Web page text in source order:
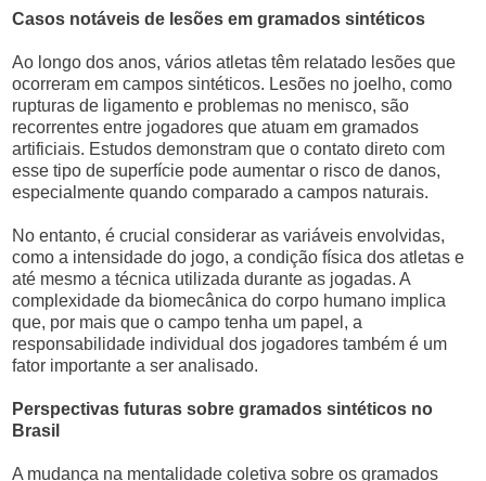
Casos notáveis de lesões em gramados sintéticos
Ao longo dos anos, vários atletas têm relatado lesões que
ocorreram em campos sintéticos. Lesões no joelho, como
rupturas de ligamento e problemas no menisco, são
recorrentes entre jogadores que atuam em gramados
artificiais. Estudos demonstram que o contato direto com
esse tipo de superfície pode aumentar o risco de danos,
especialmente quando comparado a campos naturais.
No entanto, é crucial considerar as variáveis envolvidas,
como a intensidade do jogo, a condição física dos atletas e
até mesmo a técnica utilizada durante as jogadas. A
complexidade da biomecânica do corpo humano implica
que, por mais que o campo tenha um papel, a
responsabilidade individual dos jogadores também é um
fator importante a ser analisado.
Perspectivas futuras sobre gramados sintéticos no
Brasil
A mudança na mentalidade coletiva sobre os gramados